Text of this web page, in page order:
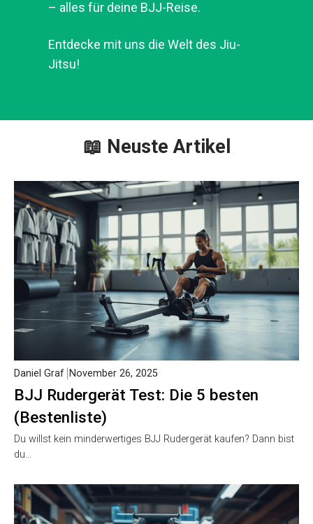
Reise.
Entdecke mit uns die Welt des Jiu-
Jitsu!
📖 Neuste Artikel
BJJ Rudergerät Test: Die 5 besten
(Bestenliste)
Daniel Graf November 26, 2025
Du willst kein minderwertiges BJJ Rudergerät kaufen? Dann
bist du…